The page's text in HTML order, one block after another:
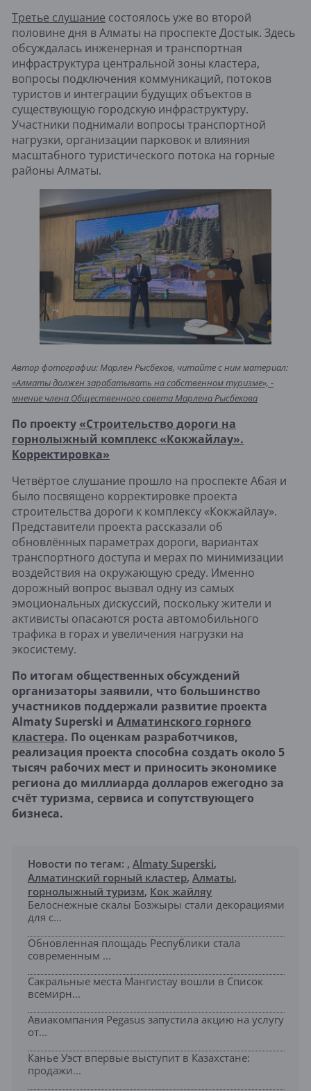
Третье слушание состоялось уже во второй
половине дня в Алматы на проспекте Достык. Здесь
обсуждалась инженерная и транспортная
инфраструктура центральной зоны кластера,
вопросы подключения коммуникаций, потоков
туристов и интеграции будущих объектов в
существующую городскую инфраструктуру.
Участники поднимали вопросы транспортной
нагрузки, организации парковок и влияния
масштабного туристического потока на горные
районы Алматы.
Автор фотографии: Марлен Рысбеков, читайте с ним материал:
«Алматы должен зарабатывать на собственном туризме», -
мнение члена Общественного совета Марлена Рысбекова
По проекту «Строительство дороги на
горнолыжный комплекс «Кокжайлау».
Корректировка»
Четвёртое слушание прошло на проспекте Абая и
было посвящено корректировке проекта
строительства дороги к комплексу «Кокжайлау».
Представители проекта рассказали об
обновлённых параметрах дороги, вариантах
транспортного доступа и мерах по минимизации
воздействия на окружающую среду. Именно
дорожный вопрос вызвал одну из самых
эмоциональных дискуссий, поскольку жители и
активисты опасаются роста автомобильного
трафика в горах и увеличения нагрузки на
экосистему.
По итогам общественных обсуждений
организаторы заявили, что большинство
участников поддержали развитие проекта
Almaty Superski и Алматинского горного
кластера. По оценкам разработчиков,
реализация проекта способна создать около 5
тысяч рабочих мест и приносить экономике
региона до миллиарда долларов ежегодно за
счёт туризма, сервиса и сопутствующего
бизнеса.
Новости по тегам: , Almaty Superski,
Алматинский горный кластер, Алматы,
горнолыжный туризм, Кок жайляу
Белоснежные скалы Бозжыры стали декорациями
для с...
Обновленная площадь Республики стала
современным ...
Сакральные места Мангистау вошли в Список
всемирн...
Авиакомпания Pegasus запустила акцию на услугу
от...
Канье Уэст впервые выступит в Казахстане:
продажи...